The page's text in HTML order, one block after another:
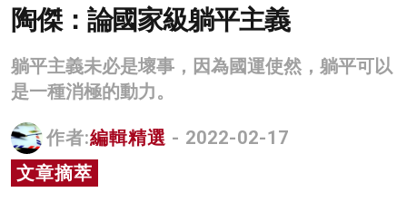
生活
商業
科技
影片
陶傑：論國家級躺平主義
躺平主義未必是壞事，因為國運使然，躺平可以
是一種消極的動力。
作者:編輯精選 - 2022-02-17
文章摘萃